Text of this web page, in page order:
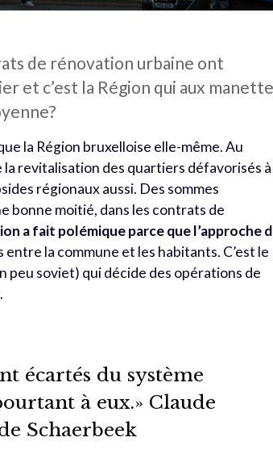
de rénovation urbaine ont
et c’est la Région qui aux
la Région bruxelloise elle-même. Au
revitalisation des quartiers défavorisés à
régionaux aussi. Des sommes
bonne moitié, dans les contrats de
a fait polémique parce que l’approche
entre la commune et les habitants. C’est le
peu soviet) qui décide des opérations de
écartés du système
à eux.» Claude
Schaerbeek